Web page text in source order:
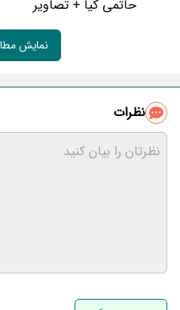
حاتمی کیا + تصاویر
نمایش
نظرات
نام و نام خانوادگی